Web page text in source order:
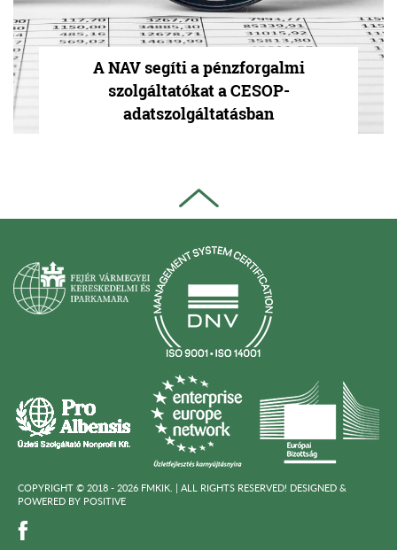
A NAV segíti a pénzforgalmi
szolgáltatókat a CESOP-
adatszolgáltatásban
COPYRIGHT © 2018 - 2026 FMKIK. | ALL RIGHTS RESERVED! DESIGNED &
POWERED BY POSITIVE